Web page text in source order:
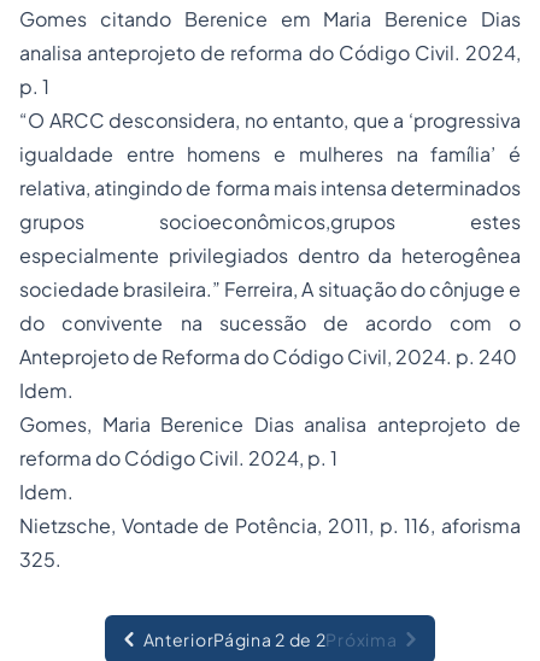
Gomes citando Berenice em Maria Berenice Dias
analisa anteprojeto de reforma do Código Civil. 2024,
p. 1
“O ARCC desconsidera, no entanto, que a ‘progressiva
igualdade entre homens e mulheres na família’ é
relativa, atingindo de forma mais intensa determinados
grupos socioeconômicos,grupos estes
especialmente privilegiados dentro da heterogênea
sociedade brasileira.” Ferreira,A situação do cônjuge e
do convivente na sucessão de acordo com o
Anteprojeto de Reforma do Código Civil, 2024. p. 240
Idem.
Gomes, Maria Berenice Dias analisa anteprojeto de
reforma do Código Civil. 2024, p. 1
Idem.
Nietzsche, Vontade de Potência, 2011, p. 116, aforisma
325.
AnteriorPágina 2 de 2Próxima